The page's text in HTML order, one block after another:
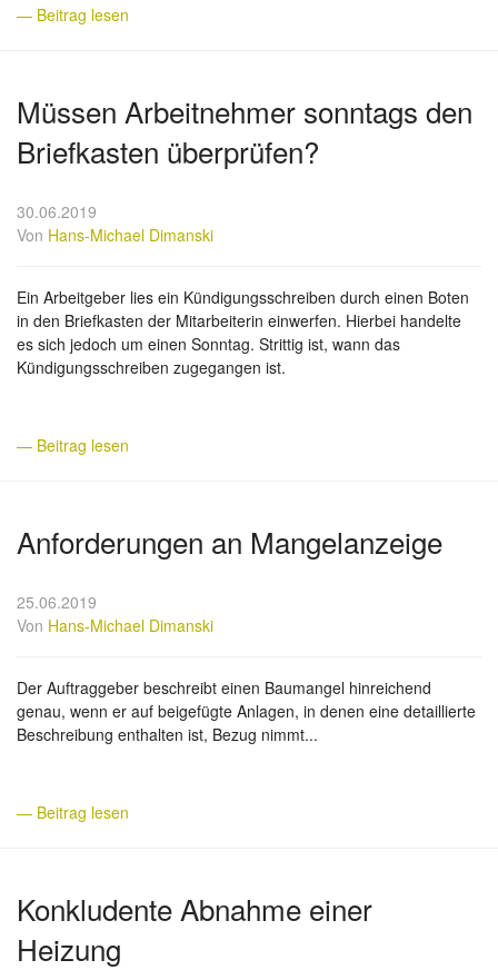
— Beitrag lesen
Müssen Arbeitnehmer sonntags den
Briefkasten überprüfen?
30.06.2019
Von Hans-Michael Dimanski
Ein Arbeitgeber lies ein Kündigungsschreiben durch einen Boten
in den Briefkasten der Mitarbeiterin einwerfen. Hierbei handelte
es sich jedoch um einen Sonntag. Strittig ist, wann das
Kündigungsschreiben zugegangen ist.
— Beitrag lesen
Anforderungen an Mangelanzeige
25.06.2019
Von Hans-Michael Dimanski
Der Auftraggeber beschreibt einen Baumangel hinreichend
genau, wenn er auf beigefügte Anlagen, in denen eine detaillierte
Beschreibung enthalten ist, Bezug nimmt...
— Beitrag lesen
Konkludente Abnahme einer
Heizung